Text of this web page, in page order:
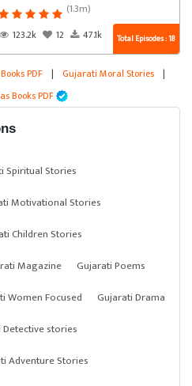
(1.3m)
123.2k
12 47.1k Total Episodes : 18
PDF | Gujarati Moral Stories |
Books PDF
Spiritual Stories
Motivational Stories
Children Stories
Magazine
Gujarati Poems
Women Focused
Gujarati Drama
stories
Adventure Stories